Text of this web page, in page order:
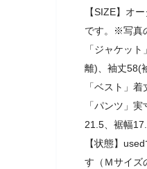
【SIZE】オ
です。※写真
「ジャケッ
離)、袖丈58(
「ベスト」
「パンツ」
21.5、裾幅
【状態】
す（Ｍサイズ